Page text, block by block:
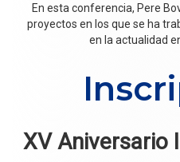
En esta conferencia, Pere
proyectos en los que se ha
en la actualidad
XV Aniversario